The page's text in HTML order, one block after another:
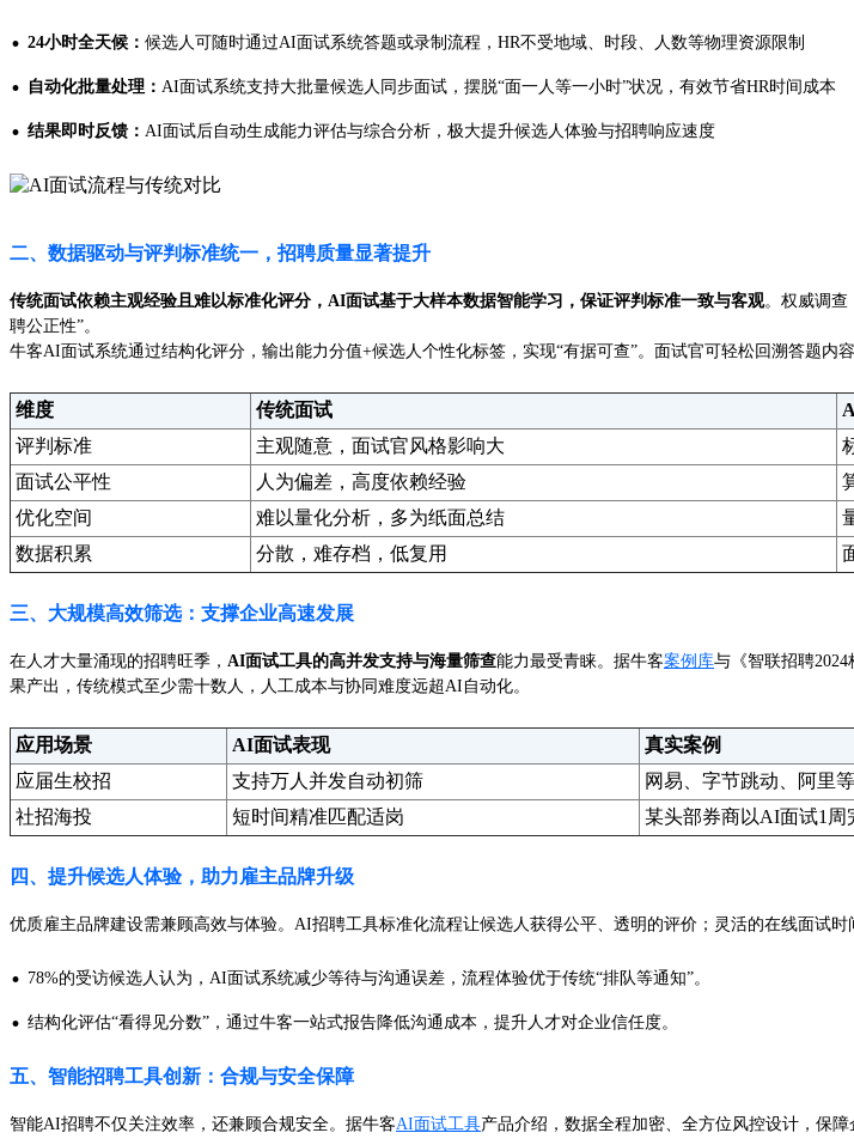
· 24小时全天候： 候选人可随时通过AI面试系统答题或录制流程，HR不受地域、时段、人数等物理资源限制
· 自动化批量处理： AI面试系统支持大批量候选人同步面试，摆脱“面一人等一小时”状况，有效节省HR时间成本
· 结果即时反馈： AI面试后自动生成能力评估与综合分析，极大提升候选人体验与招聘响应速度
二、数据驱动与评判标准统一，招聘质量显著提升
传统面试依赖主观经验且难以标准化评分，AI面试基于大样本数据智能学习，保证评判标准一致与客观。权威调查
聘公正性”。
牛客AI面试系统通过结构化评分，输出能力分值+候选人个性化标签，实现“有据可查”。面试官可轻松回溯答题内
维度 传统面试
评判标准
主观随意，面试官风格影响大
面试公平性
人为偏差，高度依赖经验
优化空间
难以量化分析，多为纸面总结
数据积累
分散，难存档，低复用
三、大规模高效筛选：支撑企业高速发展
在人才大量涌现的招聘旺季， AI面试工具的高并发支持与海量筛查能力最受青睐。据牛客案例库与《智联招聘
果产出，传统模式至少需十数人，人工成本与协同难度远超AI自动化。
应用场景 AI面试表现
真实案例
应届生校招
支持万人并发自动初筛
网易、字节跳动、阿里
社招海投
短时间精准匹配适岗 某头部券商以AI面试1
四、提升候选人体验，助力雇主品牌升级
优质雇主品牌建设需兼顾高效与体验。AI招聘工具标准化流程让候选人获得公平、透明的评价；灵活的在线面试
· 78%的受访候选人认为，AI面试系统减少等待与沟通误差，流程体验优于传统“排队等通知”。
· 结构化评估“看得见分数”，通过牛客一站式报告降低沟通成本，提升人才对企业信任度。
五、智能招聘工具创新：合规与安全保障
智能AI招聘不仅关注效率，还兼顾合规安全。据牛客AI面试工具产品介绍，数据全程加密、全方位风控设计，保